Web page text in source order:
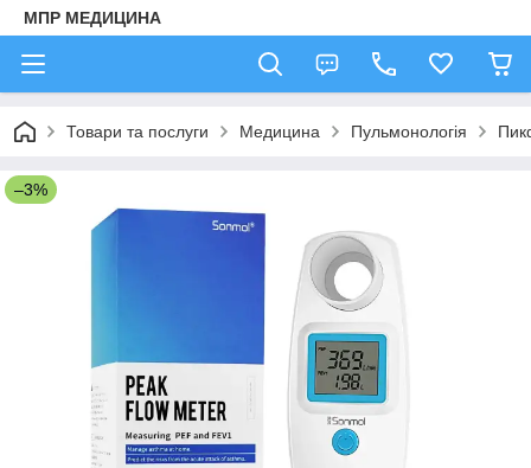
МПР МЕДИЦИНА
Товари та послуги Медицина Пульмонологія
–3%